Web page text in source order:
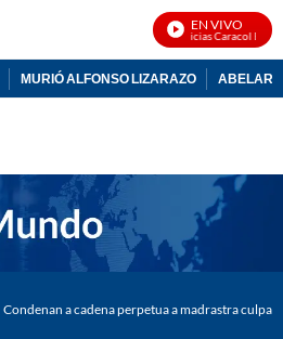
EN VIVO
Noticias Caracol En
MURIÓ ALFONSO LIZARAZO
Condenan a cadena perpetua a madrastra